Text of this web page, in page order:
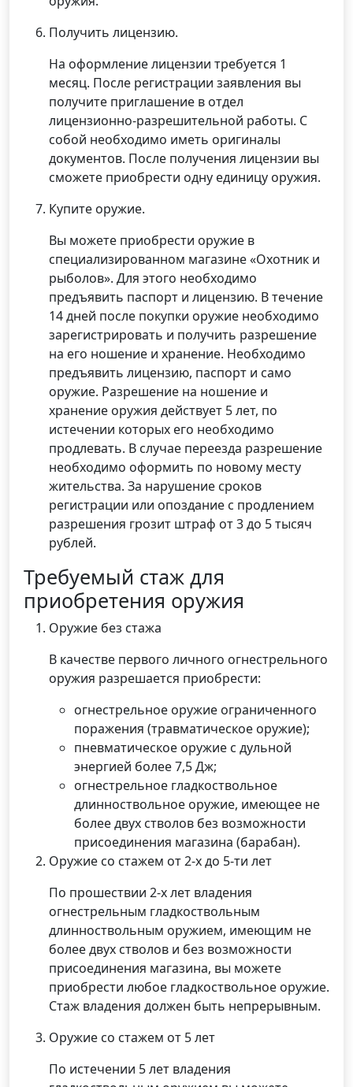
Получить лицензию.
На оформление лицензии требуется 1
месяц. После регистрации заявления вы
получите приглашение в отдел
лицензионно-разрешительной работы. С
собой необходимо иметь оригиналы
документов. После получения лицензии вы
сможете приобрести одну единицу оружия.
Купите оружие.
Вы можете приобрести оружие в
специализированном магазине «Охотник и
рыболов». Для этого необходимо
предъявить паспорт и лицензию. В течение
14 дней после покупки оружие необходимо
зарегистрировать и получить разрешение
на его ношение и хранение. Необходимо
предъявить лицензию, паспорт и само
оружие. Разрешение на ношение и
хранение оружия действует 5 лет, по
истечении которых его необходимо
продлевать. В случае переезда разрешение
необходимо оформить по новому месту
жительства. За нарушение сроков
регистрации или опоздание с продлением
разрешения грозит штраф от 3 до 5 тысяч
рублей.
Требуемый стаж для
приобретения оружия
Оружие без стажа
В качестве первого личного огнестрельного
оружия разрешается приобрести:
огнестрельное оружие ограниченного
поражения (травматическое оружие);
пневматическое оружие с дульной
энергией более 7,5 Дж;
огнестрельное гладкоствольное
длинноствольное оружие, имеющее не
более двух стволов без возможности
присоединения магазина (барабан).
Оружие со стажем от 2-х до 5-ти лет
По прошествии 2-х лет владения
огнестрельным гладкоствольным
длинноствольным оружием, имеющим не
более двух стволов и без возможности
присоединения магазина, вы можете
приобрести любое гладкоствольное оружие.
Стаж владения должен быть непрерывным.
Оружие со стажем от 5 лет
По истечении 5 лет владения